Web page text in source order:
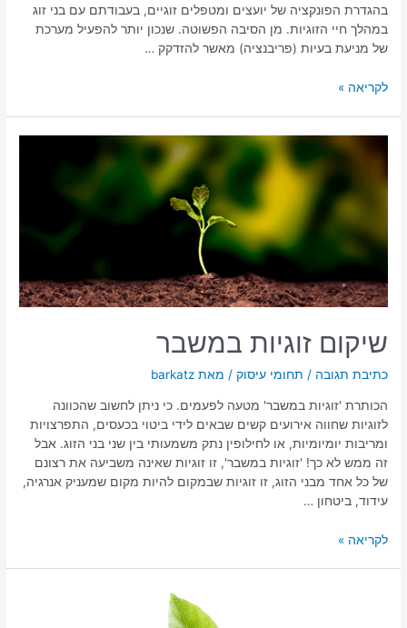
בהגדרת הפונקציה של יועצים ומטפלים זוגיים, בעבודתם עם בני זוג
במהלך חיי הזוגיות. מן הסיבה הפשוטה. שנכון יותר להפעיל מערכת
של מניעת בעיות (פריבנציה) מאשר להזדקק …
לקריאה »
שיקום זוגיות במשבר
כתיבת תגובה / תחומי עיסוק / מאתbarkatz
הכותרת 'זוגיות במשבר' מטעה לפעמים. כי ניתן לחשוב שהכוונה
לזוגיות שחווה אירועים קשים שבאים לידי ביטוי בכעסים, התפרצויות
ומריבות יומיומיות, או לחילופין נתק משמעותי בין שני בני הזוג. אבל
זה ממש לא כך! 'זוגיות במשבר', זו זוגיות שאינה משביעה את רצונם
של כל אחד מבני הזוג, זו זוגיות שבמקום להיות מקום שמעניק אנרגיה,
עידוד, ביטחון …
לקריאה »